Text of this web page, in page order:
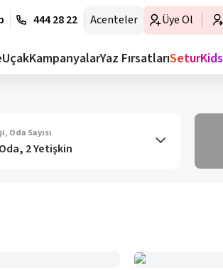
444 28 22 Acenteler Üye Ol
UçakKampanyalarYaz FırsatlarıSeturKids
Oda Sayısı
2 Yetişkin